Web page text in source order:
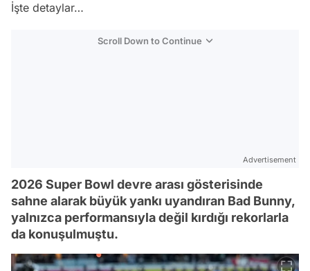
İşte detaylar…
Scroll Down to Continue
Advertisement
2026 Super Bowl devre arası gösterisinde
sahne alarak büyük yankı uyandıran Bad Bunny,
yalnızca performansıyla değil kırdığı rekorlarla
da konuşulmuştu.